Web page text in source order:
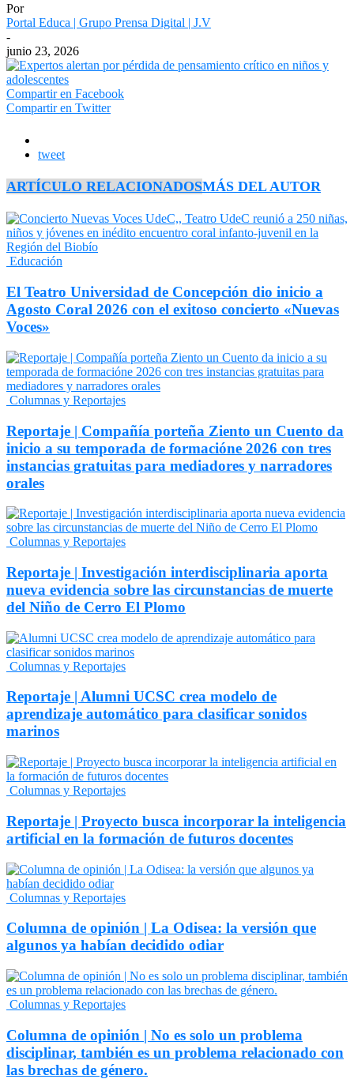
Por
Portal Educa | Grupo Prensa Digital | J.V
-
junio 23, 2026
Compartir en Facebook
Compartir en Twitter
tweet
ARTÍCULO RELACIONADOSMÁS DEL AUTOR
Educación
El Teatro Universidad de Concepción dio inicio a
Agosto Coral 2026 con el exitoso concierto «Nuevas
Voces»
Columnas y Reportajes
Reportaje | Compañía porteña Ziento un Cuento da
inicio a su temporada de formacióne 2026 con tres
instancias gratuitas para mediadores y narradores
orales
Columnas y Reportajes
Reportaje | Investigación interdisciplinaria aporta
nueva evidencia sobre las circunstancias de muerte
del Niño de Cerro El Plomo
Columnas y Reportajes
Reportaje | Alumni UCSC crea modelo de
aprendizaje automático para clasificar sonidos
marinos
Columnas y Reportajes
Reportaje | Proyecto busca incorporar la inteligencia
artificial en la formación de futuros docentes
Columnas y Reportajes
Columna de opinión | La Odisea: la versión que
algunos ya habían decidido odiar
Columnas y Reportajes
Columna de opinión | No es solo un problema
disciplinar, también es un problema relacionado con
las brechas de género.